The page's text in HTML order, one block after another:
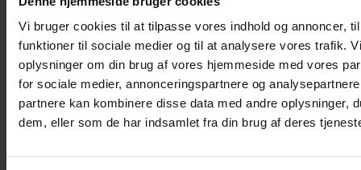
Vi bruger cookies til at tilpasse vores indhold og annoncer,
funktioner til sociale medier og til at analysere vores trafik.
oplysninger om din brug af vores hjemmeside med vores
for sociale medier, annonceringspartnere og
partnere kan kombinere disse data med andre oplysninger,
dem, eller som de har indsamlet fra din brug af deres
Øjenklap
–
Bunnies
antal
Tilføj til kurv
Varenummer (SKU): KF-BR-B-004 Kategori:
Øjenklapper til
babyer
Beskrivelse
Yderligere information